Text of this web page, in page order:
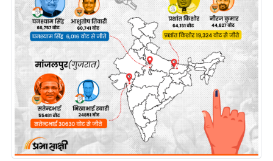
प
र
मि
सा
ल
बे
मि
सा
ल